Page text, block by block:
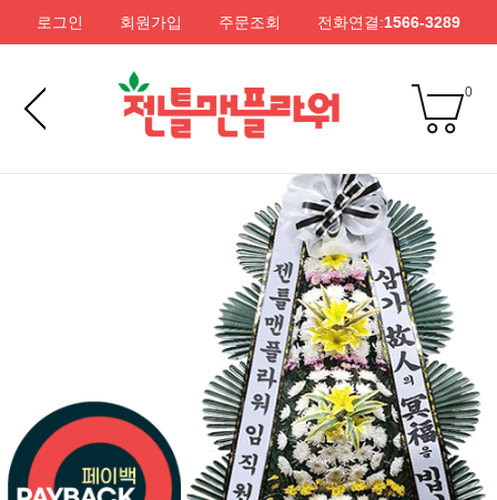
로그인 회원가입 주문조회 전화연결:1566-3289
0